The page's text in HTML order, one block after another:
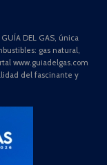
DEL GAS, única
gas natural,
www.guiadelgas.com
del fascinante y